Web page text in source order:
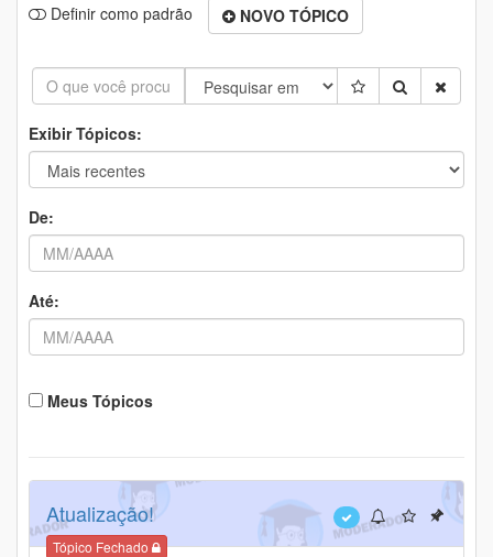
Definir como padrão NOVO TÓPICO
Exibir Tópicos:
De:
Até:
Meus Tópicos
Atualização!
Tópico Fechado